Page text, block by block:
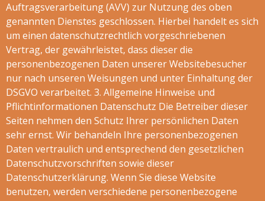
Auftragsverarbeitung (AVV) zur Nutzung des oben
genannten Dienstes geschlossen. Hierbei handelt es sich
um einen datenschutzrechtlich vorgeschriebenen
Vertrag, der gewährleistet, dass dieser die
personenbezogenen Daten unserer Websitebesucher
nur nach unseren Weisungen und unter Einhaltung der
DSGVO verarbeitet. 3. Allgemeine Hinweise und
Pflichtinformationen Datenschutz Die Betreiber dieser
Seiten nehmen den Schutz Ihrer persönlichen Daten
sehr ernst. Wir behandeln Ihre personenbezogenen
Daten vertraulich und entsprechend den gesetzlichen
Datenschutzvorschriften sowie dieser
Datenschutzerklärung. Wenn Sie diese Website
benutzen, werden verschiedene personenbezogene